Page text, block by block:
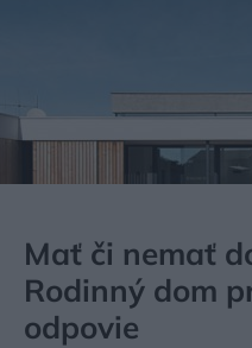
Mať či nemať
Rodinný dom
odpovie